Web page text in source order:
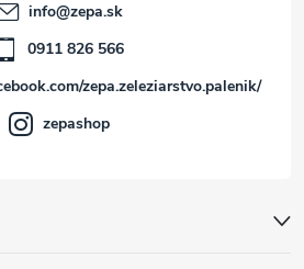
info@zepa.sk
0911 826 566
zepa.zeleziarstvo.palenik/
zepashop